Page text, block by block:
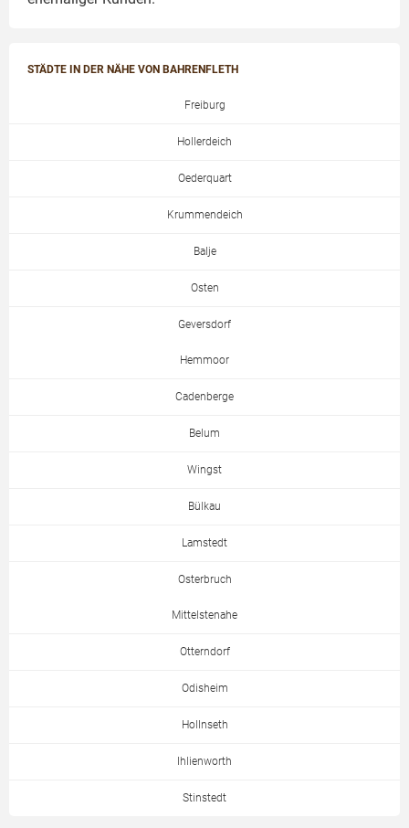
STÄDTE IN DER NÄHE VON BAHRENFLETH
Freiburg
Hollerdeich
Oederquart
Krummendeich
Balje
Osten
Geversdorf
Hemmoor
Cadenberge
Belum
Wingst
Bülkau
Lamstedt
Osterbruch
Mittelstenahe
Otterndorf
Odisheim
Hollnseth
Ihlienworth
Stinstedt